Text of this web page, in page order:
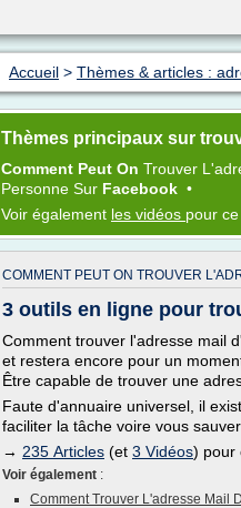
Accueil > Thèmes & articles :
Thèmes principaux sur
Comment Peut On Trouver
Personne Sur Facebook •
Voir également les vidéos pour
COMMENT PEUT ON TROUVER
3 outils en ligne pour
Comment trouver l'adresse mail
et restera encore pour un
Être capable de trouver une
Faute d'annuaire universel, il
faciliter la tâche voire vous
→ 235 Articles (et 3 Vidéos) pour
Voir également :
Comment Trouver L'adresse Mail